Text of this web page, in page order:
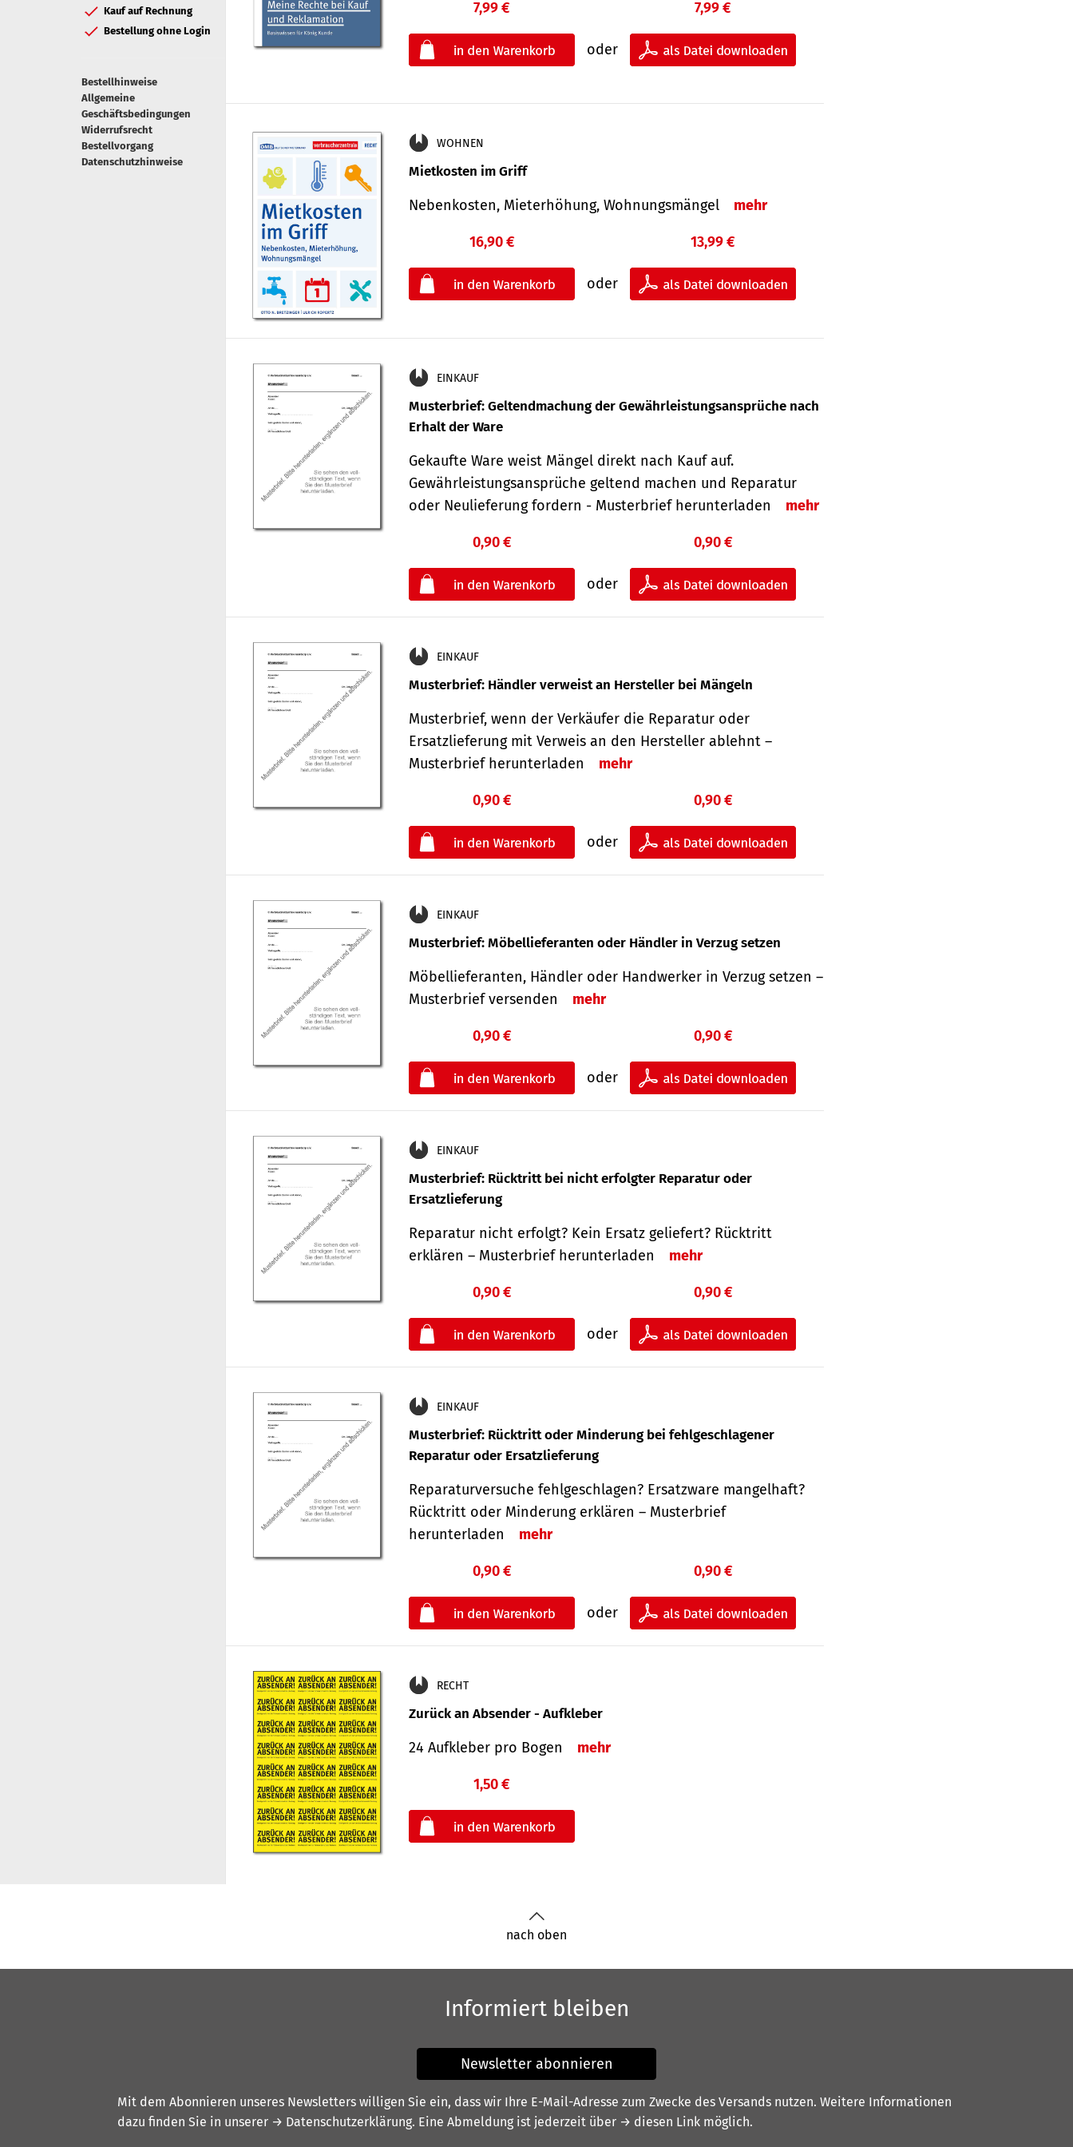
Kauf auf Rechnung
Bestellung ohne Login
Bestellhinweise
Allgemeine
Geschäftsbedingungen
Widerrufsrecht
Bestellvorgang
Datenschutzhinweise
7,99 €
oder
7,99 €
WOHNEN
Mietkosten im Griff
Nebenkosten, Mieterhöhung, Wohnungsmängel mehr
16,90 €
oder
13,99 €
EINKAUF
Musterbrief: Geltendmachung der Gewährleistungsansprüche nach
Erhalt der Ware
Gekaufte Ware weist Mängel direkt nach Kauf auf.
Gewährleistungsansprüche geltend machen und Reparatur
oder Neulieferung fordern - Musterbrief herunterladen
mehr
0,90 €
oder
0,90 €
EINKAUF
Musterbrief: Händler verweist an Hersteller bei Mängeln
Musterbrief, wenn der Verkäufer die Reparatur oder
Ersatzlieferung mit Verweis an den Hersteller ablehnt –
Musterbrief herunterladen
mehr
0,90 €
oder
0,90 €
EINKAUF
Musterbrief: Möbellieferanten oder Händler in Verzug setzen
Möbellieferanten, Händler oder Handwerker in Verzug setzen –
Musterbrief versenden
mehr
0,90 €
oder
0,90 €
EINKAUF
Musterbrief: Rücktritt bei nicht erfolgter Reparatur oder
Ersatzlieferung
Reparatur nicht erfolgt? Kein Ersatz geliefert? Rücktritt
erklären – Musterbrief herunterladen
mehr
0,90 €
oder
0,90 €
EINKAUF
Musterbrief: Rücktritt oder Minderung bei fehlgeschlagener
Reparatur oder Ersatzlieferung
Reparaturversuche fehlgeschlagen? Ersatzware mangelhaft?
Rücktritt oder Minderung erklären – Musterbrief
herunterladen
mehr
0,90 €
oder
0,90 €
RECHT
Zurück an Absender - Aufkleber
24 Aufkleber pro Bogen mehr
1,50 €
nach oben
Informiert bleiben
Newsletter abonnieren
Mit dem Abonnieren unseres Newsletters willigen Sie ein, dass wir Ihre E-Mail-Adresse zum Zwecke des Versands nutzen. Weitere Informationen
dazu finden Sie in unserer → Datenschutzerklärung. Eine Abmeldung ist jederzeit über → diesen Link möglich.